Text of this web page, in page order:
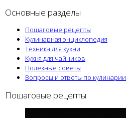
Основные разделы
Пошаговые рецепты
Кулинарная энциклопедия
Техника для кухни
Кухня для чайников
Полезные советы
Вопросы и ответы по кулинарии
Пошаговые рецепты